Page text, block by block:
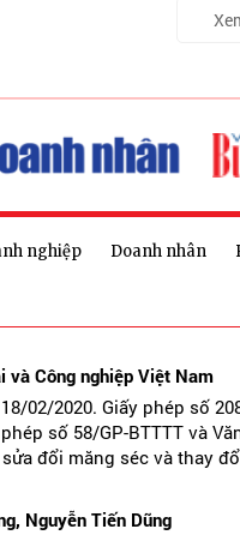
nghiệp Doanh nhân
và Công nghiệp Việt Nam
02/2020. Giấy phép số
số 58/GP-BTTTT và
đổi măng séc và thay
Nguyễn Tiến Dũng